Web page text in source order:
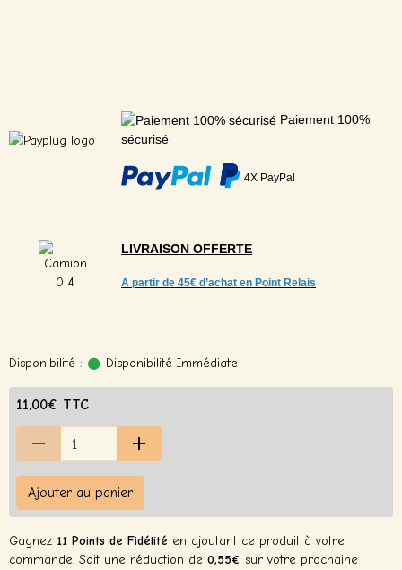
Paiement 100%
sécurisé
4X PayPal
LIVRAISON OFFERTE
A partir de 45€ d’achat en Point Relais
Disponibilité : Disponibilité Immédiate
11,00€ TTC
Ajouter au panier
Gagnez 11 Points de Fidélité en ajoutant ce produit à votre
commande. Soit une réduction de 0,55€ sur votre prochaine